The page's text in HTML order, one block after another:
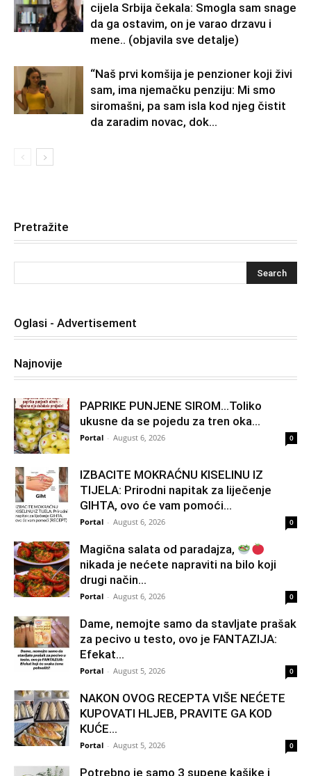
cijela Srbija čekala: Smogla sam snage
da ga ostavim, on je varao drzavu i
mene.. (objavila sve detalje)
“Naš prvi komšija je penzioner koji živi
sam, ima njemačku penziju: Mi smo
siromašni, pa sam isla kod njeg čistit
da zaradim novac, dok...
Pretražite
Oglasi - Advertisement
Najnovije
PAPRIKE PUNJENE SIROM…Toliko
ukusne da se pojedu za tren oka…
Portal - August 6, 2026 0
IZBACITE MOKRAĆNU KISELINU IZ
TIJELA: Prirodni napitak za liječenje
GIHTA, ovo će vam pomoći...
Portal - August 6, 2026 0
Magična salata od paradajza,
nikada je nećete napraviti na bilo koji
drugi način…
Portal - August 6, 2026 0
Dame, nemojte samo da stavljate prašak
za pecivo u testo, ovo je FANTAZIJA:
Efekat...
Portal - August 5, 2026 0
NAKON OVOG RECEPTA VIŠE NEĆETE
KUPOVATI HLJEB, PRAVITE GA KOD
KUĆE…
Portal - August 5, 2026 0
Potrebno je samo 3 supene kašike i